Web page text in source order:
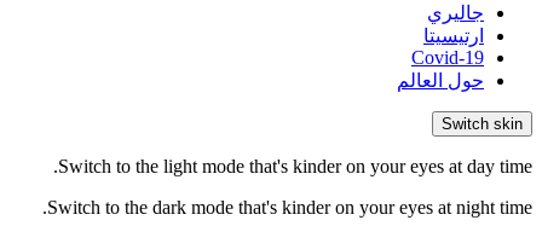
جاليري
ارتيسيتا
Covid-19
حول العالم
Switch skin
Switch to the light mode that's kinder on your eyes at day time.
Switch to the dark mode that's kinder on your eyes at night time.